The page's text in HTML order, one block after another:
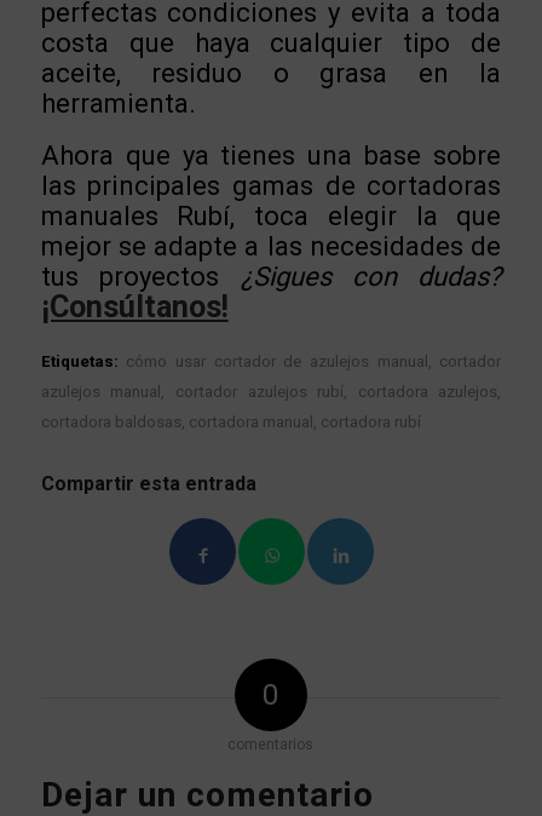
perfectas condiciones y evita a toda
costa que haya cualquier tipo de
aceite, residuo o grasa en la
herramienta.
Ahora que ya tienes una base sobre
las principales gamas de cortadoras
manuales Rubí, toca elegir la que
mejor se adapte a las necesidades de
tus proyectos ¿Sigues con dudas?
¡Consúltanos!
Etiquetas: cómo usar cortador de azulejos manual
cortador
azulejos manual
cortador azulejos rubí cortadora azulejos
cortadora baldosas cortadora manual cortadora rubí
Compartir esta entrada
0
comentarios
Dejar un comentario